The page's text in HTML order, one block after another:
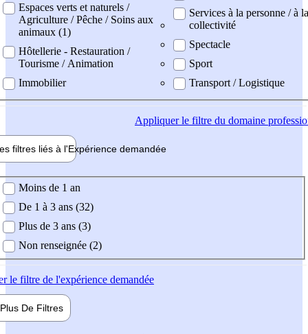
Espaces verts et naturels /
Agriculture / Pêche / Soins aux
animaux (1)
Hôtellerie - Restauration /
Tourisme / Animation
Immobilier
Services à la personne / à la
collectivité
Spectacle
Sport
Transport / Logistique
Appliquerle filtre du domaine
filtres liés à l'Expérience demandée
demandée
Moins de 1 an
De 1 à 3 ans (32)
Plus de 3 ans (3)
Non renseignée (2)
le filtre de l'expérience demandée
Plus De Filtres